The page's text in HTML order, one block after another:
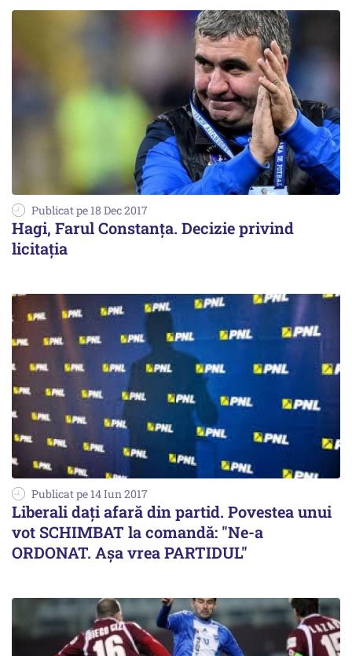
Publicat pe 18 Dec 2017
Hagi, Farul Constanța. Decizie privind
licitația
Publicat pe 14 Iun 2017
Liberali dați afară din partid. Povestea unui
vot SCHIMBAT la comandă: "Ne-a
ORDONAT. Așa vrea PARTIDUL"